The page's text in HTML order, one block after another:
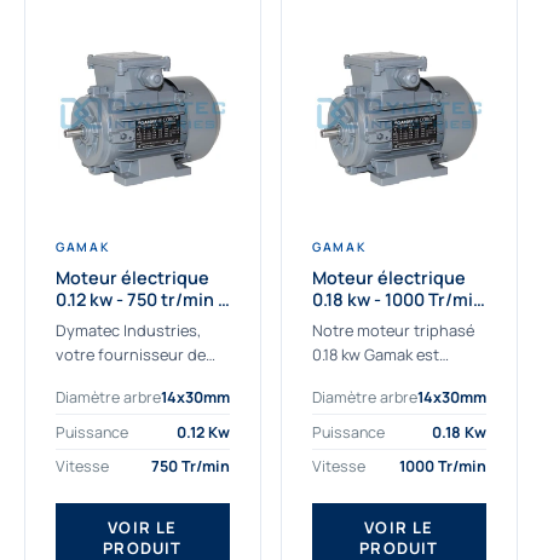
GAMAK
Moteur électrique
0.12 kw - 750 tr/min -
230/400V - IE2
Dymatec Industries,
votre fournisseur de
kw. Dymatec Industries
vous propose le moteur
moteur de
qualité Gamak...
Diamètre arbre14x30mm
Puissance
0.12 Kw
Vitesse
750 Tr/min
VOIR LE
PRODUIT
GAMAK
Moteur électrique
0.18 kw - 1000 Tr/min
- 230/400V - IE2
Notre moteur triphasé
0.18 kw Gamak est
aux applications
sévères. Nous
assemblons et
fournissons des
moteurs asynchrones
depuis de
Diamètre arbre14x30mm
Puissance
0.18 Kw
Vitesse
1000 Tr/min
VOIR LE
PRODUIT